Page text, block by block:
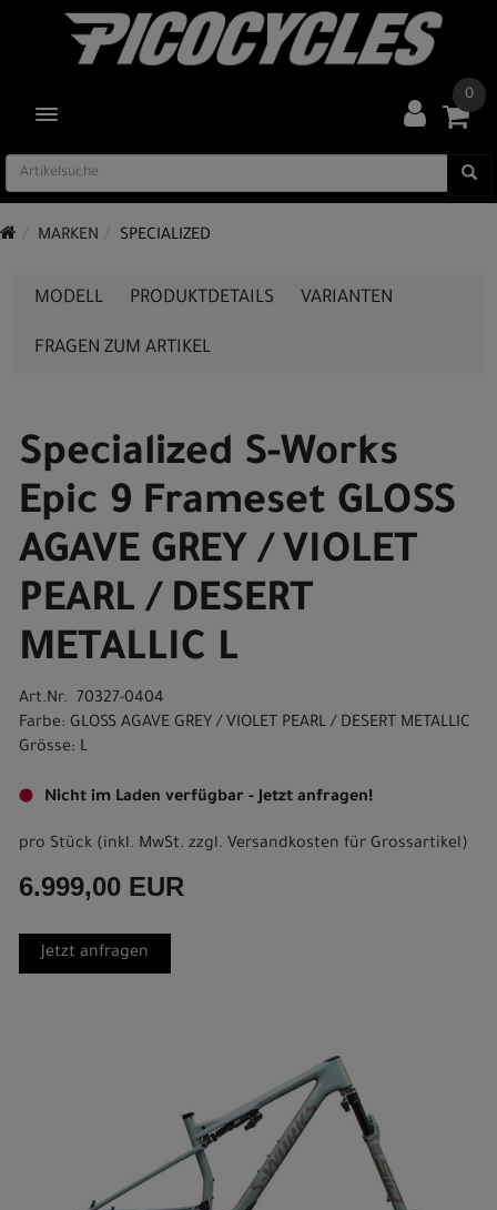
TOGGLE NAVIGATION
0
MARKEN SPECIALIZED
MODELL PRODUKTDETAILS VARIANTEN
FRAGEN ZUM ARTIKEL
Specialized S-Works
Epic 9 Frameset GLOSS
AGAVE GREY / VIOLET
PEARL / DESERT
METALLIC L
Art.Nr. 70327-0404
Farbe: GLOSS AGAVE GREY / VIOLET PEARL / DESERT METALLIC
Grösse: L
Nicht im Laden verfügbar - Jetzt anfragen!
pro Stück (inkl. MwSt. zzgl. Versandkosten für Grossartikel)
6.999,00 EUR
Jetzt anfragen